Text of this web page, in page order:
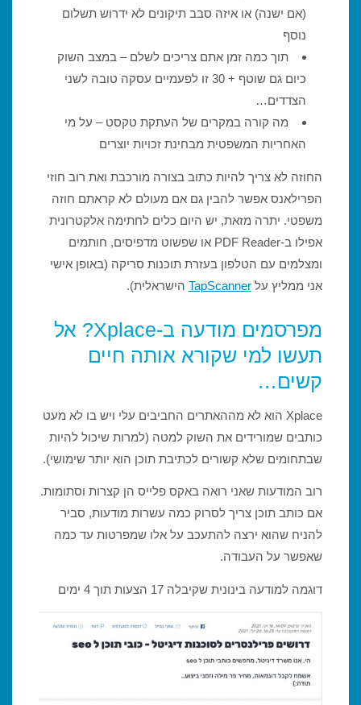
(אם ישנה) או איזה סבב תיקונים לא ידרוש תשלום
נוסף
תוך כמה זמן אתם צריכים לשלם – במצב השוק
כיום גם שוטף + 30 זו לפעמיים עסקה טובה לשני
הצדדים…
מה קורה במקרים של העתקת טקסט – על מי
האחריות המשפטית מבחינת זכויות יוצרים
החוזה לא צריך להיות כתוב בצורה מורכבת ואת רוב חוזי
הפרילאנס אפשר להבין גם אם מעולם לא קראתם חוזה
משפטי. יתרה מזאת, יש היום כלים לחתימה אלקטרונית
אפילו ב-PDF Reader או שפשוט מדפיסים, חותמים
ומצלמים עם הטלפון בעזרת תוכנות סריקה (באופן אישי
אני ממליץ עלTapScanner הישראלית).
מפרסמים מודעה ב-Xplace? אל
תעשו למי שקורא אותה חיים
קשים…
Xplace הוא לא מההאתרים החביבים עלי ויש בו לא מעט
כותבים שמורידים את השוק למטה (למרות שיכול להיות
שבתחומים שלא קשורים לכתיבת תוכן הוא יותר שימושי).
רוב המודעות שאני רואה באקס פלייס הן קצרות וסתומות.
אם כותב תוכן צריך לסרוק כמה עשרות מודעות, סביר
להניח שהוא ירצה להתעכב על אלו שמפרטות עד כמה
שאפשר על העבודה.
דוגמה למודעה בינונית שקיבלה 17 הצעות תוך 4 ימים